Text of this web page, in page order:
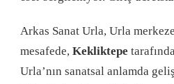
Arkas Sanat Urla, Urla
mesafede, Kekliktepe
Urla’nın sanatsal anlamda